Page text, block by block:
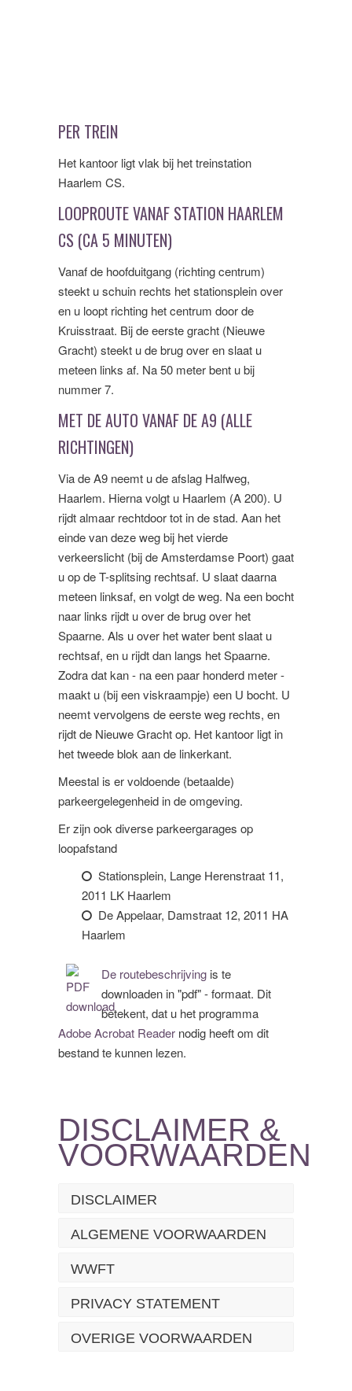
PER TREIN
Het kantoor ligt vlak bij het treinstation
Haarlem CS.
LOOPROUTE VANAF STATION HAARLEM
CS (CA 5 MINUTEN)
Vanaf de hoofduitgang (richting centrum)
steekt u schuin rechts het stationsplein over
en u loopt richting het centrum door de
Kruisstraat. Bij de eerste gracht (Nieuwe
Gracht) steekt u de brug over en slaat u
meteen links af. Na 50 meter bent u bij
nummer 7.
MET DE AUTO VANAF DE A9 (ALLE
RICHTINGEN)
Via de A9 neemt u de afslag Halfweg,
Haarlem. Hierna volgt u Haarlem (A 200). U
rijdt almaar rechtdoor tot in de stad. Aan het
einde van deze weg bij het vierde
verkeerslicht (bij de Amsterdamse Poort) gaat
u op de T-splitsing rechtsaf. U slaat daarna
meteen linksaf, en volgt de weg. Na een bocht
naar links rijdt u over de brug over het
Spaarne. Als u over het water bent slaat u
rechtsaf, en u rijdt dan langs het Spaarne.
Zodra dat kan - na een paar honderd meter -
maakt u (bij een viskraampje) een U bocht. U
neemt vervolgens de eerste weg rechts, en
rijdt de Nieuwe Gracht op. Het kantoor ligt in
het tweede blok aan de linkerkant.
Meestal is er voldoende (betaalde)
parkeergelegenheid in de omgeving.
Er zijn ook diverse parkeergarages op
loopafstand
Stationsplein, Lange Herenstraat 11,
2011 LK Haarlem
De Appelaar, Damstraat 12, 2011 HA
Haarlem
De routebeschrijving is te
downloaden in "pdf" - formaat. Dit
betekent, dat u het programma
Adobe Acrobat Reader nodig heeft om dit
bestand te kunnen lezen.
DISCLAIMER &
VOORWAARDEN
DISCLAIMER
ALGEMENE VOORWAARDEN
WWFT
PRIVACY STATEMENT
OVERIGE VOORWAARDEN